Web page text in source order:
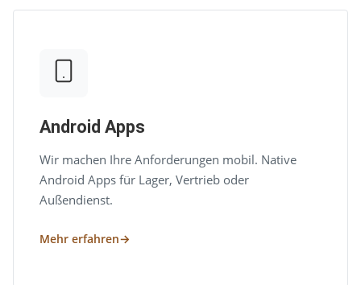
Android Apps
Wir machen Ihre Anforderungen mobil. Native
Android Apps für Lager, Vertrieb oder
Außendienst.
Mehr erfahren